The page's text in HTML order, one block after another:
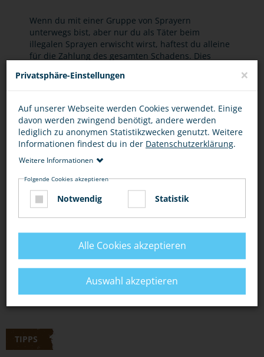
Wenn du mit einer Gruppe von Sprayern
unterwegs bist, aber nur du als Täter beim
illegalen Sprayen erwischt wirst, haftest du alleine
für die Zahlung des gesamten Schadens. Dies
Es ist auch nicht ratsam, bei einer illegalen
zu stehen, denn auch das ist strafbar.
BEWERTUNG
DIESEN ARTIKEL ...
TIPPS
Privatsphäre-Einstellungen ×
Auf unserer Webseite werden Cookies verwendet. Einige
davon werden zwingend benötigt, andere werden
lediglich zu anonymen Statistikzwecken genutzt. Weitere
Informationen findest du in der Datenschutzerklärung.
Weitere Informationen
Folgende Cookies akzeptieren
Notwendig Statistik
Alle Cookies akzeptieren
Auswahl akzeptieren